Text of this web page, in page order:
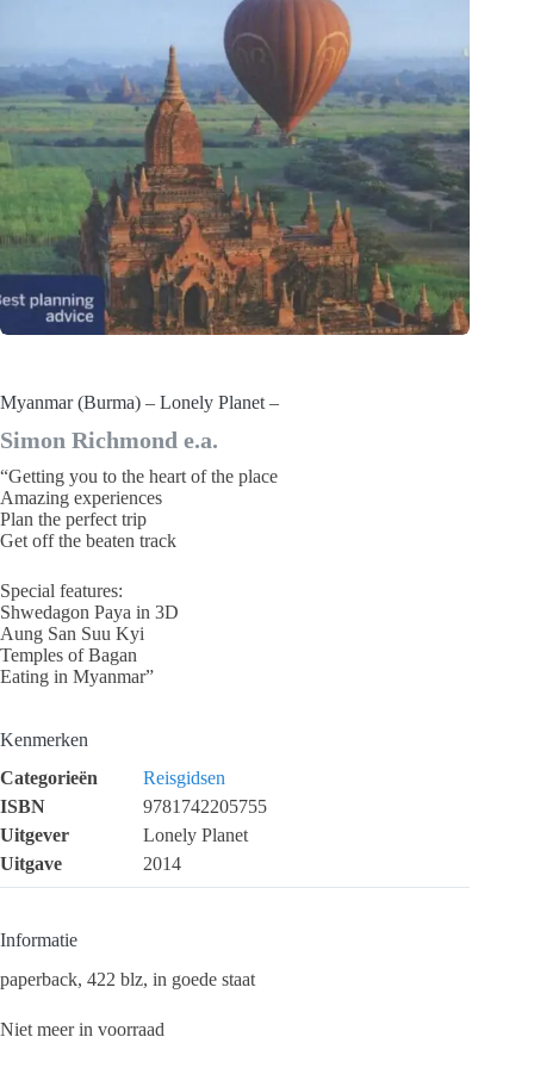
Myanmar (Burma) – Lonely Planet –
Simon Richmond e.a.
“Getting you to the heart of the place
Amazing experiences
Plan the perfect trip
Get off the beaten track
Special features:
Shwedagon Paya in 3D
Aung San Suu Kyi
Temples of Bagan
Eating in Myanmar”
Kenmerken
Categorieën
Reisgidsen
ISBN
9781742205755
Uitgever
Lonely Planet
Uitgave
2014
Informatie
paperback, 422 blz, in goede staat
Niet meer in voorraad